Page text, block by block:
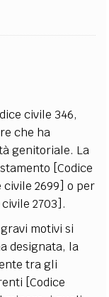
civile 346,
che ha
genitoriale. La
[Codice
2699] o per
2703].
motivi si
designata, la
tra gli
[Codice